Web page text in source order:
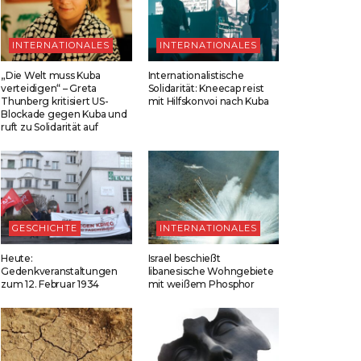
INTERNATIONALES
„Die Welt muss Kuba
verteidigen“ – Greta
Thunberg kritisiert US-
Blockade gegen Kuba und
ruft zu Solidarität auf
INTERNATIONALES
Internationalistische
Solidarität: Kneecap reist
mit Hilfskonvoi nach Kuba
GESCHICHTE
Heute:
Gedenkveranstaltungen
zum 12. Februar 1934
INTERNATIONALES
Israel beschießt
libanesische Wohngebiete
mit weißem Phosphor